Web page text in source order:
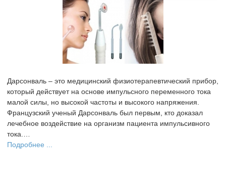
Дарсонваль – это медицинский физиотерапевтический прибор,
который действует на основе импульсного переменного тока
малой силы, но высокой частоты и высокого напряжения.
Французский ученый Дарсонваль был первым, кто доказал
лечебное воздействие на организм пациента импульсивного
тока.…
Подробнее ...